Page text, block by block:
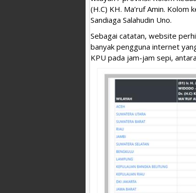
(H.C) KH. Ma’ruf Amin.
Sandiaga Salahudin Uno.
Sebagai catatan, website
banyak pengguna internet
KPU pada jam-jam sepi,